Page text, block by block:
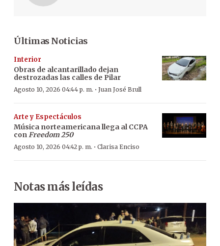
Últimas Noticias
Interior
Obras de alcantarillado dejan
destrozadas las calles de Pilar
Agosto 10, 2026 04:44 p. m. · Juan José Brull
Arte y Espectáculos
Música norteamericana llega al CCPA
conFreedom 250
Agosto 10, 2026 04:42 p. m. · Clarisa Enciso
Notas más leídas